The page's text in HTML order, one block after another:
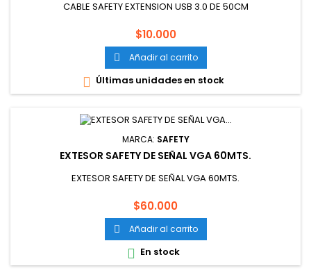
CABLE SAFETY EXTENSION USB 3.0 DE 50CM
Precio
$10.000
 Añadir al carrito
 Últimas unidades en stock
MARCA: SAFETY
EXTESOR SAFETY DE SEÑAL VGA 60MTS.
EXTESOR SAFETY DE SEÑAL VGA 60MTS.
Precio
$60.000
 Añadir al carrito
 En stock